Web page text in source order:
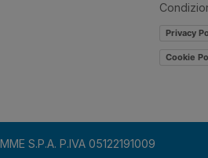
Privacy
Cookie
S.P.A. P.IVA 05122191009